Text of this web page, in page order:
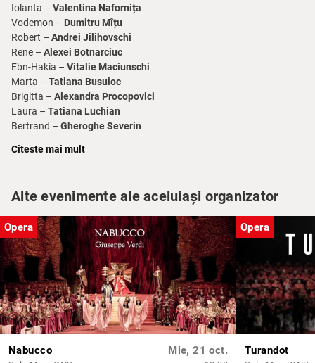
Iolanta – Valentina Nafornița
Vodemon – Dumitru Mîțu
Robert – Andrei Jilihovschi
Rene – Alexei Botnarciuc
Ebn-Hakia – Vitalie Maciunschi
Marta – Tatiana Busuioc
Brigitta – Alexandra Procopovici
Laura – Tatiana Luchian
Bertrand – Gheroghe Severin
Citeste mai mult
Alte evenimente ale aceluiași organizator
Opera
Nabucco Mie, 21 oct.
Opera
Turandot